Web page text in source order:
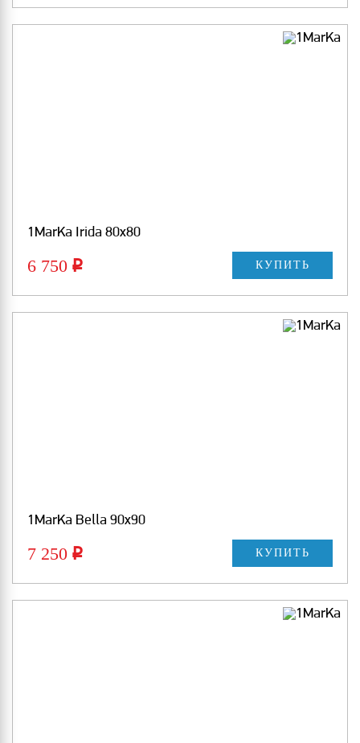
1MarKa Irida 80х80
6 750 Р КУПИТЬ
1MarKa Bella 90х90
7 250 Р КУПИТЬ